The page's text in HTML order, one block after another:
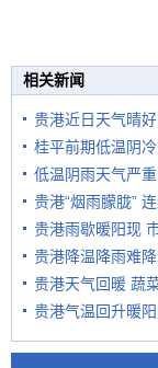
相关新闻
贵港近日天气晴
桂平前期低温阴
低温阴雨天气严
贵港“烟雨朦胧”
贵港雨歇暖阳现
贵港降温降雨难
贵港天气回暖 蔬
贵港气温回升暖